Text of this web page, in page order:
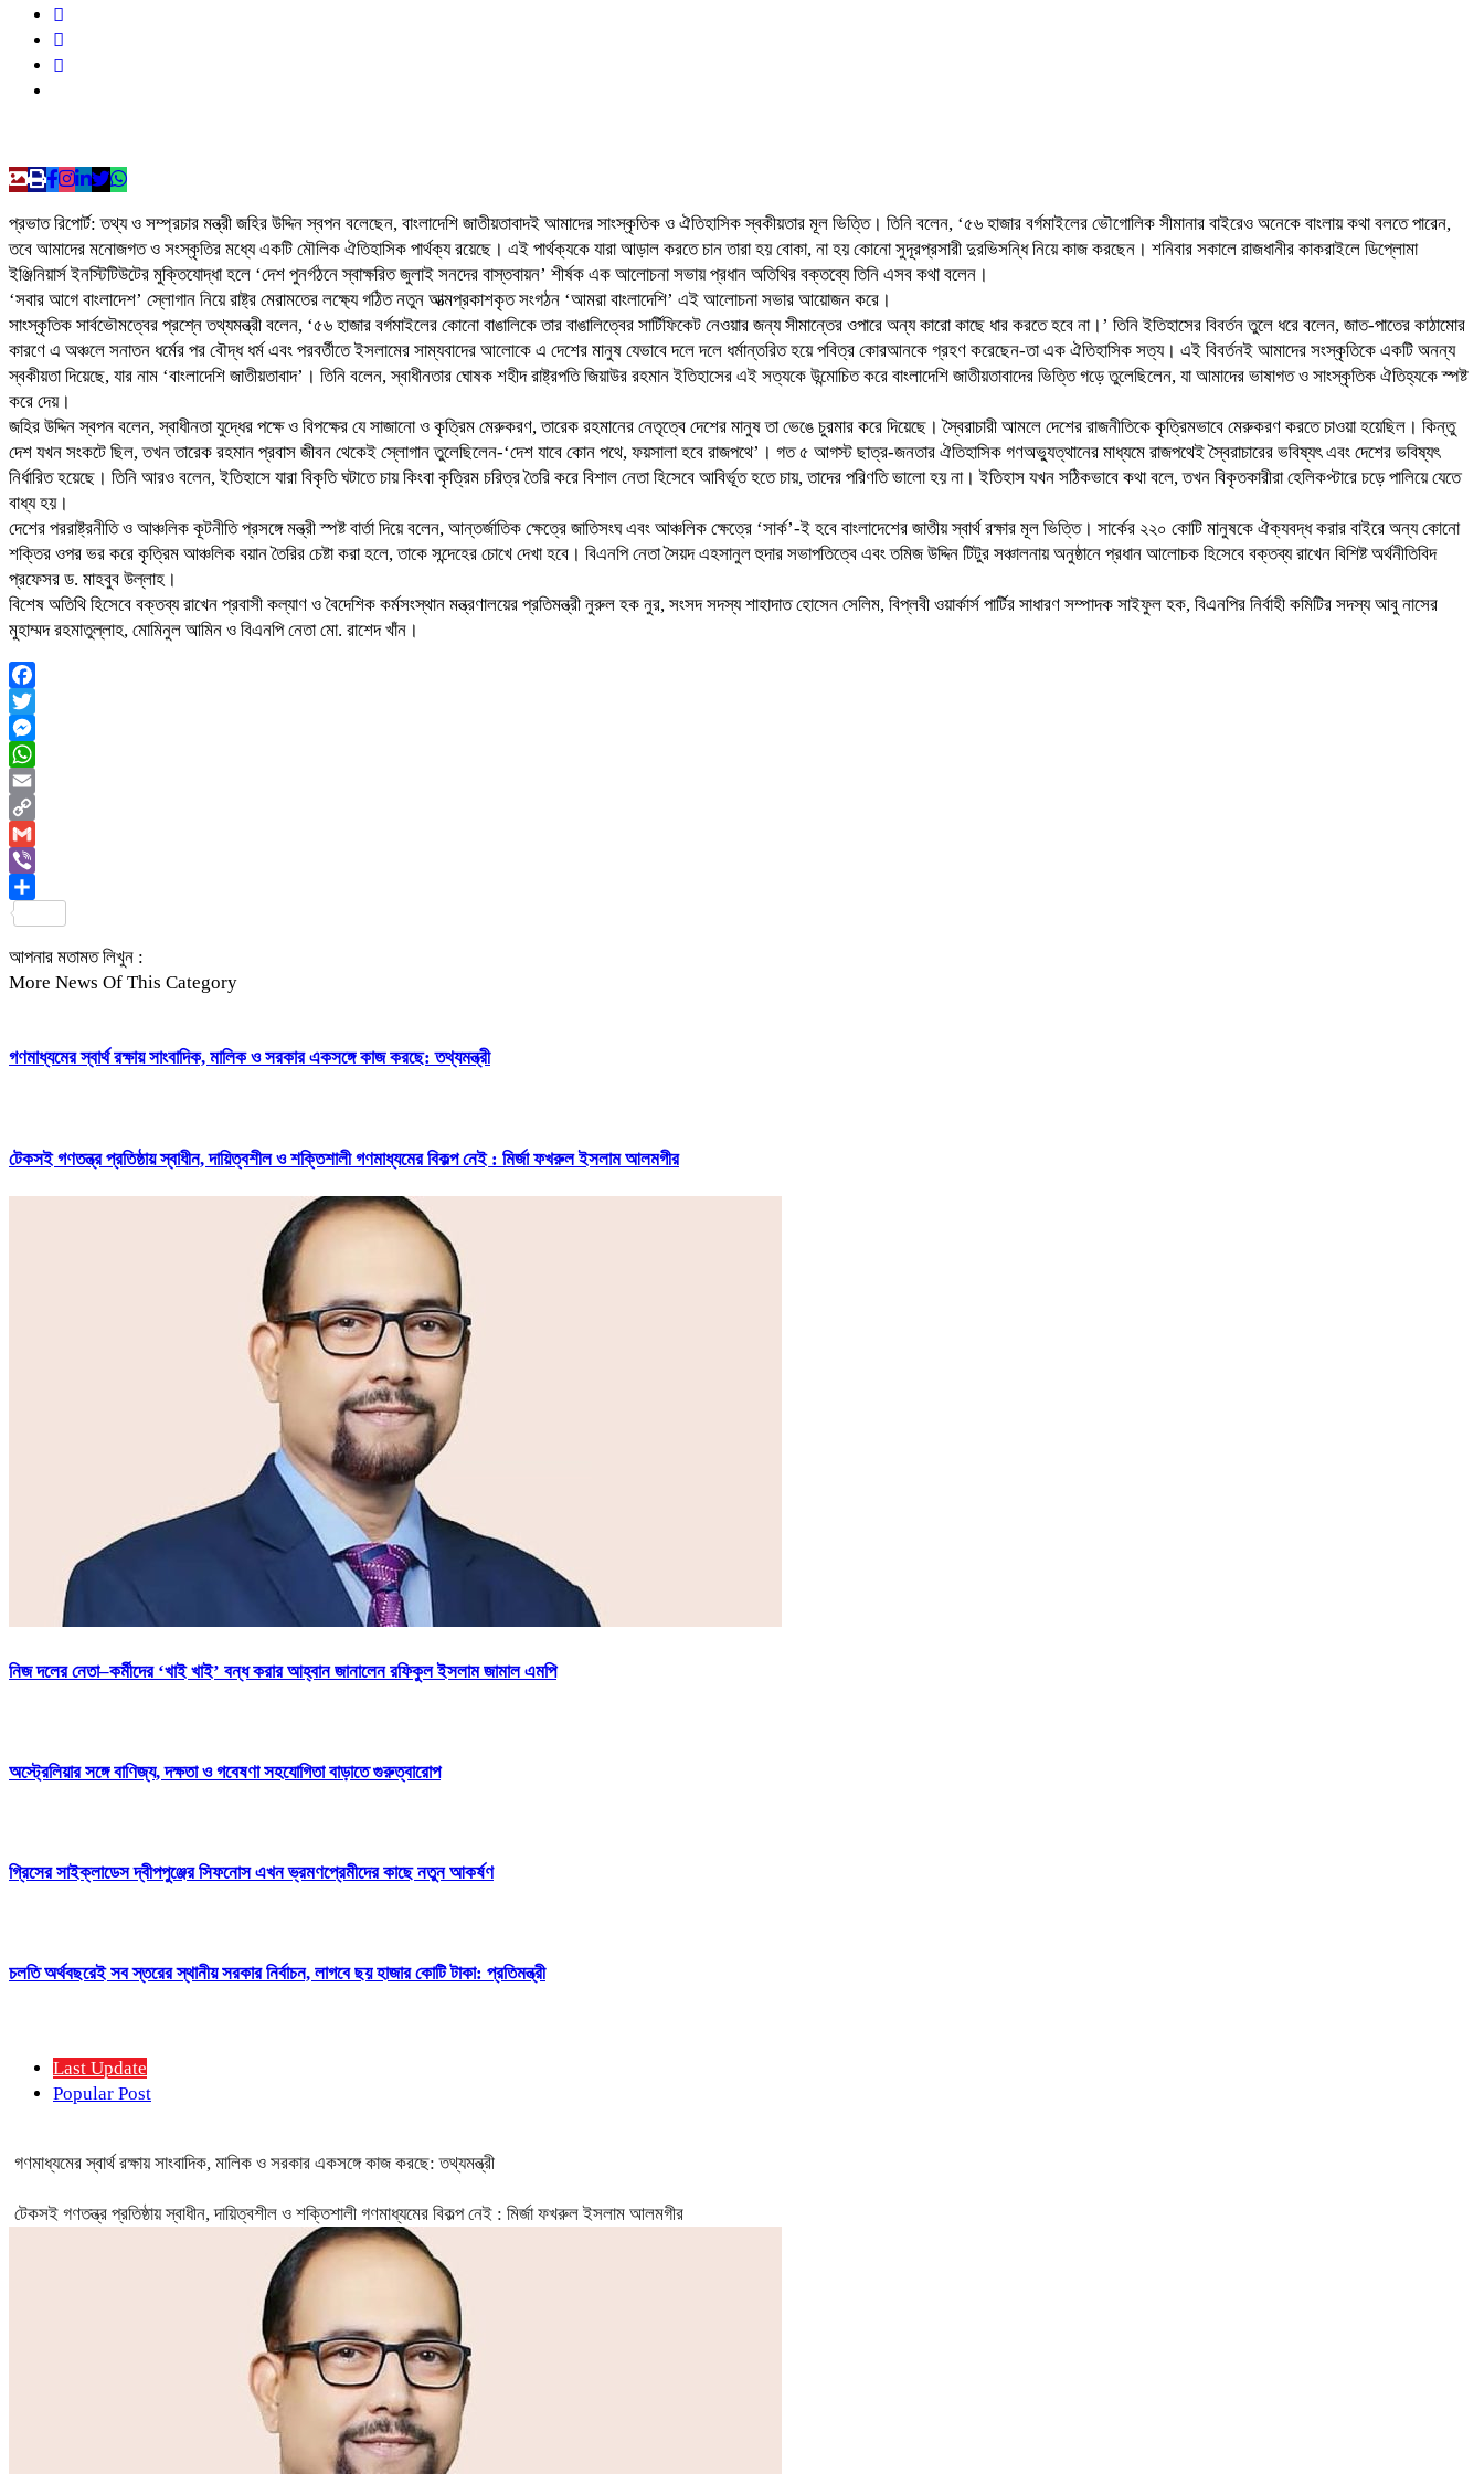
প্রভাত রিপোর্ট: তথ্য ও সম্প্রচার মন্ত্রী জহির উদ্দিন স্বপন বলেছেন, বাংলাদেশি জাতীয়তাবাদই আমাদের সাংস্কৃতিক ও ঐতিহাসিক স্বকীয়তার মূল ভিত্তি। তিনি বলেন, ‘৫৬ হাজার বর্গমাইলের ভৌগোলিক সীমানার বাইরেও অনেকে বাংলায় কথা বলতে পারেন,
তবে আমাদের মনোজগত ও সংস্কৃতির মধ্যে একটি মৌলিক ঐতিহাসিক পার্থক্য রয়েছে। এই পার্থক্যকে যারা আড়াল করতে চান তারা হয় বোকা, না হয় কোনো সুদূরপ্রসারী দুরভিসন্ধি নিয়ে কাজ করছেন। শনিবার সকালে রাজধানীর কাকরাইলে ডিপ্লোমা
ইঞ্জিনিয়ার্স ইনস্টিটিউটের মুক্তিযোদ্ধা হলে ‘দেশ পুনর্গঠনে স্বাক্ষরিত জুলাই সনদের বাস্তবায়ন’ শীর্ষক এক আলোচনা সভায় প্রধান অতিথির বক্তব্যে তিনি এসব কথা বলেন।
‘সবার আগে বাংলাদেশ’ স্লোগান নিয়ে রাষ্ট্র মেরামতের লক্ষ্যে গঠিত নতুন আত্মপ্রকাশকৃত সংগঠন ‘আমরা বাংলাদেশি’ এই আলোচনা সভার আয়োজন করে।
সাংস্কৃতিক সার্বভৌমত্বের প্রশ্নে তথ্যমন্ত্রী বলেন, ‘৫৬ হাজার বর্গমাইলের কোনো বাঙালিকে তার বাঙালিত্বের সার্টিফিকেট নেওয়ার জন্য সীমান্তের ওপারে অন্য কারো কাছে ধার করতে হবে না।’ তিনি ইতিহাসের বিবর্তন তুলে ধরে বলেন, জাত-পাতের কাঠামোর
কারণে এ অঞ্চলে সনাতন ধর্মের পর বৌদ্ধ ধর্ম এবং পরবর্তীতে ইসলামের সাম্যবাদের আলোকে এ দেশের মানুষ যেভাবে দলে দলে ধর্মান্তরিত হয়ে পবিত্র কোরআনকে গ্রহণ করেছেন-তা এক ঐতিহাসিক সত্য। এই বিবর্তনই আমাদের সংস্কৃতিকে একটি অনন্য
স্বকীয়তা দিয়েছে, যার নাম ‘বাংলাদেশি জাতীয়তাবাদ’। তিনি বলেন, স্বাধীনতার ঘোষক শহীদ রাষ্ট্রপতি জিয়াউর রহমান ইতিহাসের এই সত্যকে উন্মোচিত করে বাংলাদেশি জাতীয়তাবাদের ভিত্তি গড়ে তুলেছিলেন, যা আমাদের ভাষাগত ও সাংস্কৃতিক ঐতিহ্যকে স্পষ্ট
করে দেয়।
জহির উদ্দিন স্বপন বলেন, স্বাধীনতা যুদ্ধের পক্ষে ও বিপক্ষের যে সাজানো ও কৃত্রিম মেরুকরণ, তারেক রহমানের নেতৃত্বে দেশের মানুষ তা ভেঙে চুরমার করে দিয়েছে। স্বৈরাচারী আমলে দেশের রাজনীতিকে কৃত্রিমভাবে মেরুকরণ করতে চাওয়া হয়েছিল। কিন্তু
দেশ যখন সংকটে ছিল, তখন তারেক রহমান প্রবাস জীবন থেকেই স্লোগান তুলেছিলেন-‘দেশ যাবে কোন পথে, ফয়সালা হবে রাজপথে’। গত ৫ আগস্ট ছাত্র-জনতার ঐতিহাসিক গণঅভ্যুত্থানের মাধ্যমে রাজপথেই স্বৈরাচারের ভবিষ্যৎ এবং দেশের ভবিষ্যৎ
নির্ধারিত হয়েছে। তিনি আরও বলেন, ইতিহাসে যারা বিকৃতি ঘটাতে চায় কিংবা কৃত্রিম চরিত্র তৈরি করে বিশাল নেতা হিসেবে আবির্ভূত হতে চায়, তাদের পরিণতি ভালো হয় না। ইতিহাস যখন সঠিকভাবে কথা বলে, তখন বিকৃতকারীরা হেলিকপ্টারে চড়ে পালিয়ে যেতে
বাধ্য হয়।
দেশের পররাষ্ট্রনীতি ও আঞ্চলিক কূটনীতি প্রসঙ্গে মন্ত্রী স্পষ্ট বার্তা দিয়ে বলেন, আন্তর্জাতিক ক্ষেত্রে জাতিসংঘ এবং আঞ্চলিক ক্ষেত্রে ‘সার্ক’-ই হবে বাংলাদেশের জাতীয় স্বার্থ রক্ষার মূল ভিত্তি। সার্কের ২২০ কোটি মানুষকে ঐক্যবদ্ধ করার বাইরে অন্য কোনো
শক্তির ওপর ভর করে কৃত্রিম আঞ্চলিক বয়ান তৈরির চেষ্টা করা হলে, তাকে সন্দেহের চোখে দেখা হবে। বিএনপি নেতা সৈয়দ এহসানুল হুদার সভাপতিত্বে এবং তমিজ উদ্দিন টিটুর সঞ্চালনায় অনুষ্ঠানে প্রধান আলোচক হিসেবে বক্তব্য রাখেন বিশিষ্ট অর্থনীতিবিদ
প্রফেসর ড. মাহবুব উল্লাহ।
বিশেষ অতিথি হিসেবে বক্তব্য রাখেন প্রবাসী কল্যাণ ও বৈদেশিক কর্মসংস্থান মন্ত্রণালয়ের প্রতিমন্ত্রী নুরুল হক নুর, সংসদ সদস্য শাহাদাত হোসেন সেলিম, বিপ্লবী ওয়ার্কার্স পার্টির সাধারণ সম্পাদক সাইফুল হক, বিএনপির নির্বাহী কমিটির সদস্য আবু নাসের
মুহাম্মদ রহমাতুল্লাহ, মোমিনুল আমিন ও বিএনপি নেতা মো. রাশেদ খাঁন।
Facebook
Twitter
Messenger
WhatsApp
Email
Copy
Link
Gmail
Viber
আপনার মতামত লিখুন :
More News Of This Category
গণমাধ্যমের স্বার্থ রক্ষায় সাংবাদিক, মালিক ও সরকার একসঙ্গে কাজ করছে: তথ্যমন্ত্রী
টেকসই গণতন্ত্র প্রতিষ্ঠায় স্বাধীন, দায়িত্বশীল ও শক্তিশালী গণমাধ্যমের বিকল্প নেই : মির্জা ফখরুল ইসলাম আলমগীর
নিজ দলের নেতা–কর্মীদের ‘খাই খাই’ বন্ধ করার আহ্বান জানালেন রফিকুল ইসলাম জামাল এমপি
অস্ট্রেলিয়ার সঙ্গে বাণিজ্য, দক্ষতা ও গবেষণা সহযোগিতা বাড়াতে গুরুত্বারোপ
গ্রিসের সাইক্লাডেস দ্বীপপুঞ্জের সিফনোস এখন ভ্রমণপ্রেমীদের কাছে নতুন আকর্ষণ
চলতি অর্থবছরেই সব স্তরের স্থানীয় সরকার নির্বাচন, লাগবে ছয় হাজার কোটি টাকা: প্রতিমন্ত্রী
Last Update
Popular Post
গণমাধ্যমের স্বার্থ রক্ষায় সাংবাদিক, মালিক ও সরকার একসঙ্গে কাজ করছে: তথ্যমন্ত্রী
টেকসই গণতন্ত্র প্রতিষ্ঠায় স্বাধীন, দায়িত্বশীল ও শক্তিশালী গণমাধ্যমের বিকল্প নেই : মির্জা ফখরুল ইসলাম আলমগীর